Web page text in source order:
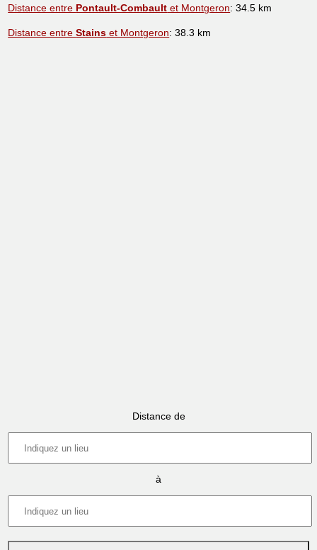
Distance entre Pontault-Combault et Montgeron: 34.5 km
Distance entreStains et Montgeron: 38.3 km
Distance de
à